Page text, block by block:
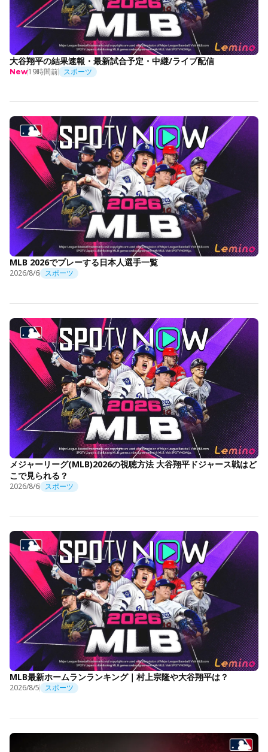
大谷翔平の結果速報・最新試合予定・中継/ライブ配信
New19時間前 スポーツ
MLB 2026でプレーする日本人選手一覧
2026/8/6 スポーツ
メジャーリーグ(MLB)2026の視聴方法 大谷翔平ドジャース戦はど
こで見られる？
2026/8/6 スポーツ
MLB最新ホームランランキング｜村上宗隆や大谷翔平は？
2026/8/5 スポーツ